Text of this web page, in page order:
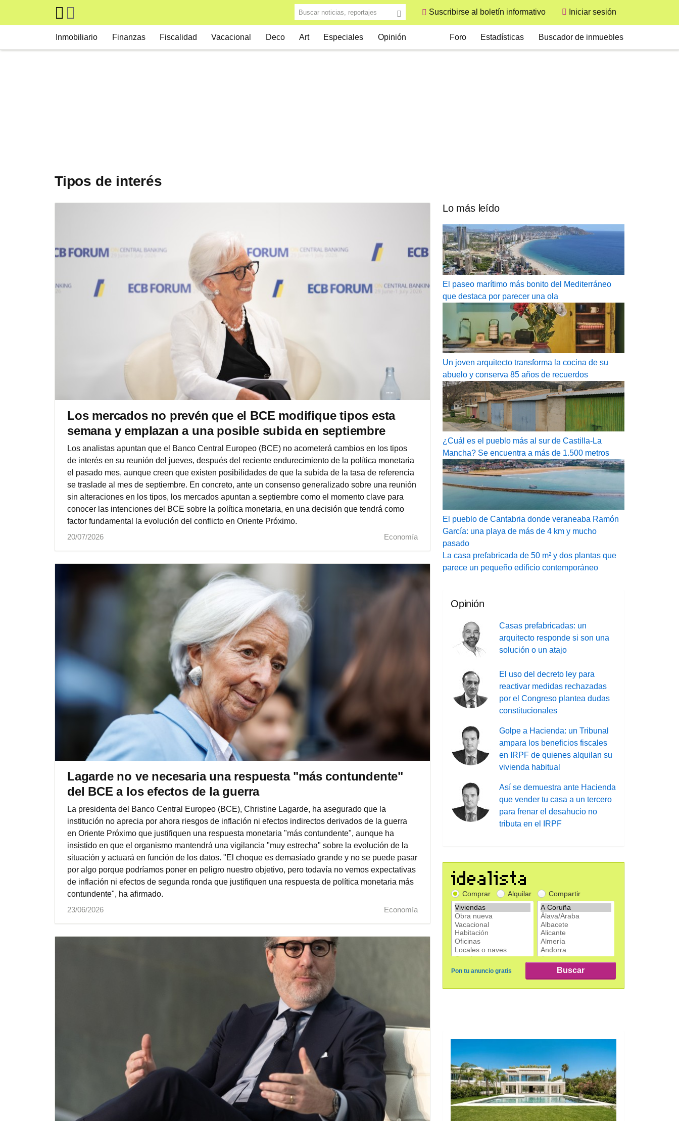
Skip to main content Buscar noticias, reportajes Suscribirse al boletín informativo Iniciar sesión
Inmobiliario Finanzas Fiscalidad Vacacional Deco Art Especiales Opinión Foro Estadísticas Buscador de inmuebles
Tipos de interés
Los mercados no prevén que el BCE modifique tipos esta
semana y emplazan a una posible subida en septiembre
Los analistas apuntan que el Banco Central Europeo (BCE) no acometerá cambios en los tipos
de interés en su reunión del jueves, después del reciente endurecimiento de la política monetaria
el pasado mes, aunque creen que existen posibilidades de que la subida de la tasa de referencia
se traslade al mes de septiembre. En concreto, ante un consenso generalizado sobre una reunión
sin alteraciones en los tipos, los mercados apuntan a septiembre como el momento clave para
conocer las intenciones del BCE sobre la política monetaria, en una decisión que tendrá como
factor fundamental la evolución del conflicto en Oriente Próximo.
20/07/2026
Economía
Lagarde no ve necesaria una respuesta "más contundente"
del BCE a los efectos de la guerra
La presidenta del Banco Central Europeo (BCE), Christine Lagarde, ha asegurado que la
institución no aprecia por ahora riesgos de inflación ni efectos indirectos derivados de la guerra
en Oriente Próximo que justifiquen una respuesta monetaria "más contundente", aunque ha
insistido en que el organismo mantendrá una vigilancia "muy estrecha" sobre la evolución de la
situación y actuará en función de los datos. "El choque es demasiado grande y no se puede pasar
por algo porque podríamos poner en peligro nuestro objetivo, pero todavía no vemos expectativas
de inflación ni efectos de segunda ronda que justifiquen una respuesta de política monetaria más
contundente", ha afirmado.
23/06/2026
Economía
Lo más leído
El paseo marítimo más bonito del Mediterráneo
que destaca por parecer una ola
Un joven arquitecto transforma la cocina de su
abuelo y conserva 85 años de recuerdos
¿Cuál es el pueblo más al sur de Castilla-La
Mancha? Se encuentra a más de 1.500 metros
El pueblo de Cantabria donde veraneaba Ramón
García: una playa de más de 4 km y mucho
pasado
La casa prefabricada de 50 m² y dos plantas que
parece un pequeño edificio contemporáneo
Opinión
Casas prefabricadas: un
arquitecto responde si son una
solución o un atajo
El uso del decreto ley para
reactivar medidas rechazadas
por el Congreso plantea dudas
constitucionales
Golpe a Hacienda: un Tribunal
ampara los beneficios fiscales
en IRPF de quienes alquilan su
vivienda habitual
Así se demuestra ante Hacienda
que vender tu casa a un tercero
para frenar el desahucio no
tributa en el IRPF